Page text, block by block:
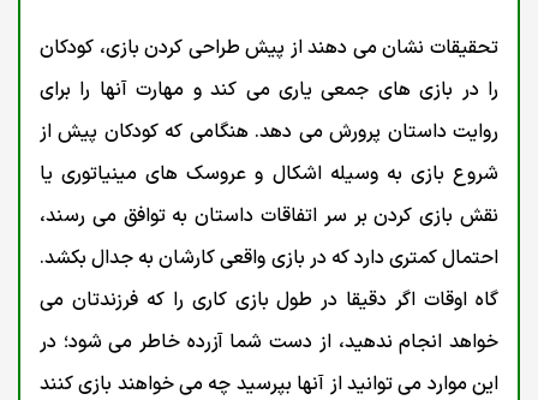
تحقیقات نشان می دهند از پیش طراحی کردن بازی، کودکان
را در بازی های جمعی یاری می کند و مهارت آنها را برای
روایت داستان پرورش می دهد. هنگامی که کودکان پیش از
شروع بازی به وسیله اشکال و عروسک های مینیاتوری یا
نقش بازی کردن بر سر اتفاقات داستان به توافق می رسند،
احتمال کمتری دارد که در بازی واقعی کارشان به جدال بکشد.
گاه اوقات اگر دقیقا در طول بازی کاری را که فرزندتان می
خواهد انجام ندهید، از دست شما آزرده خاطر می شود؛ در
این موارد می توانید از آنها بپرسید چه می خواهند بازی کنند